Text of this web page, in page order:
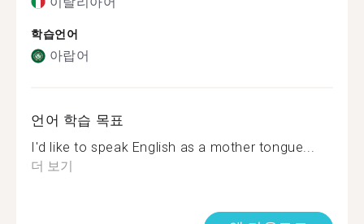
학습언어
아랍어
언어 학습 목표
I'd like to speak English as a mother tongue...
더 보기